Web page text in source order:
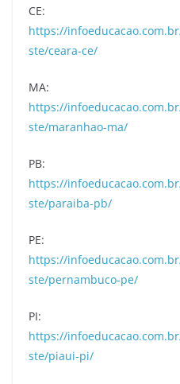
CE:
https://
ste/ceara-ce/
MA:
https://
ste/maranhao-ma/
PB:
https://
ste/paraiba-pb/
PE:
https://
ste/pernambuco-pe/
PI:
https://
ste/piaui-pi/